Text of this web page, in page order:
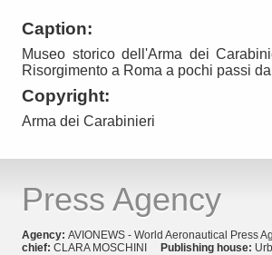
Caption:
Museo storico dell'Arma dei
Risorgimento a Roma a pochi passi
Copyright:
Arma dei Carabinieri
Press Agency
Agency: AVIONEWS - World Aeronautical Press
chief: CLARA MOSCHINI Publishing house: